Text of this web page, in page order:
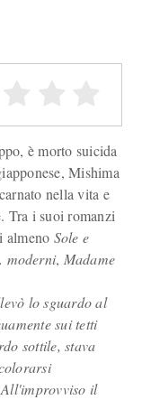
è morto suicida
Mishima
nella vita e
Tra i suoi romanzi
almeno Sole e
moderni, Madame
lo sguardo al
sui tetti
sottile, stava
il